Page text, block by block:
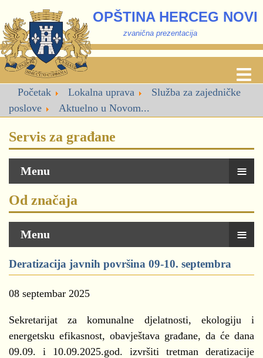
OPŠTINA HERCEG NOVI
zvanična prezentacija
Početak Lokalna uprava
Služba za zajedničke
poslove
Aktuelno u Novom...
Servis za građane
Menu ≡
Od značaja
Menu ≡
Deratizacija javnih površina 09-10. septembra
08 septembar 2025
Sekretarijat za komunalne djelatnosti, ekologiju i
energetsku efikasnost, obavještava građane, da će dana
09.09. i 10.09.2025.god. izvršiti tretman deratizacije